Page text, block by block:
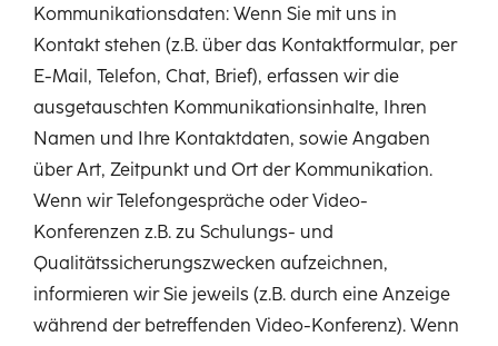
Kommunikationsdaten: Wenn Sie mit uns in
Kontakt stehen (z.B. über das Kontaktformular, per
E-Mail, Telefon, Chat, Brief), erfassen wir die
ausgetauschten Kommunikationsinhalte, Ihren
Namen und Ihre Kontaktdaten, sowie Angaben
über Art, Zeitpunkt und Ort der Kommunikation.
Wenn wir Telefongespräche oder Video-
Konferenzen z.B. zu Schulungs- und
Qualitätssicherungszwecken aufzeichnen,
informieren wir Sie jeweils (z.B. durch eine Anzeige
während der betreffenden Video-Konferenz). Wenn